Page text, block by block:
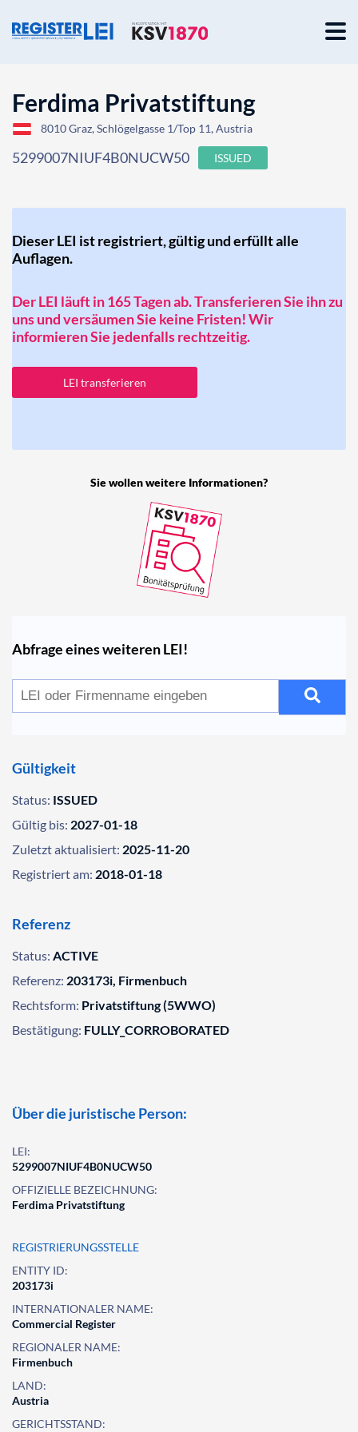
Ferdima Privatstiftung
8010 Graz, Schlögelgasse 1/Top 11, Austria
5299007NIUF4B0NUCW50 ISSUED
Dieser LEI ist registriert, gültig und erfüllt alle
Auflagen.
Der LEI läuft in 165 Tagen ab. Transferieren Sie ihn zu
uns und versäumen Sie keine Fristen! Wir
informieren Sie jedenfalls rechtzeitig.
LEI transferieren
Sie wollen weitere Informationen?
Abfrage eines weiteren LEI!
Gültigkeit
Status: ISSUED
Gültig bis: 2027-01-18
Zuletzt aktualisiert: 2025-11-20
Registriert am: 2018-01-18
Referenz
Status: ACTIVE
Referenz: 203173i, Firmenbuch
Rechtsform: Privatstiftung (5WWO)
Bestätigung: FULLY_CORROBORATED
Über die juristische Person:
LEI:
5299007NIUF4B0NUCW50
OFFIZIELLE BEZEICHNUNG:
Ferdima Privatstiftung
REGISTRIERUNGSSTELLE
ENTITY ID:
203173i
INTERNATIONALER NAME:
Commercial Register
REGIONALER NAME:
Firmenbuch
LAND:
Austria
GERICHTSSTAND: